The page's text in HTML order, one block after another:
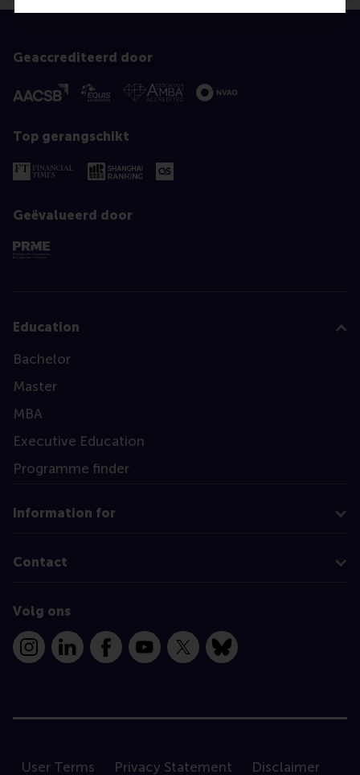
Geaccrediteerd door
Top gerangschikt
Geëvalueerd door
Education
Bachelor
Master
MBA
Executive Education
Programme finder
Information for
Contact
Volg ons
InstagramLinkedInFacebookYouTube
X Bluesky
User Terms Privacy Statement Disclaimer